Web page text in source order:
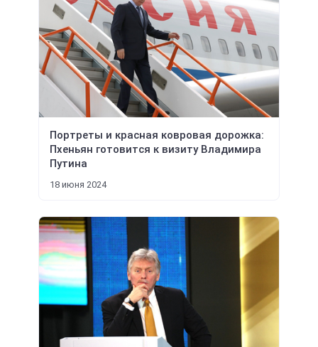
Портреты и красная ковровая дорожка:
Пхеньян готовится к визиту Владимира
Путина
18 июня 2024